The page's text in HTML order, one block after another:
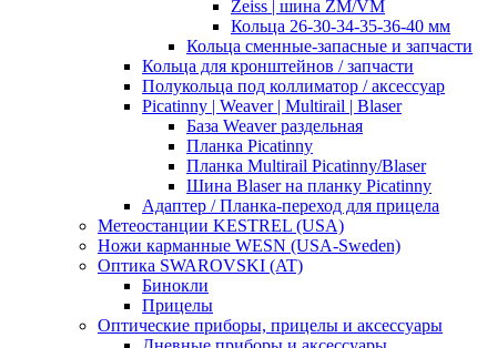
Zeiss | шина ZM/VM
Кольца 26-30-34-35-36-40 мм
Кольца сменные-запасные и запчасти
Кольца для кронштейнов / запчасти
Полукольца под коллиматор / аксессуар
Picatinny | Weaver | Multirail | Blaser
База Weaver раздельная
Планка Picatinny
Планка Multirail Picatinny/Blaser
Шина Blaser на планку Picatinny
Адаптер / Планка-переход для прицела
Метеостанции KESTREL (USA)
Ножи карманные WESN (USA-Sweden)
Оптика SWAROVSKI (AT)
Бинокли
Прицелы
Оптические приборы, прицелы и аксессуары